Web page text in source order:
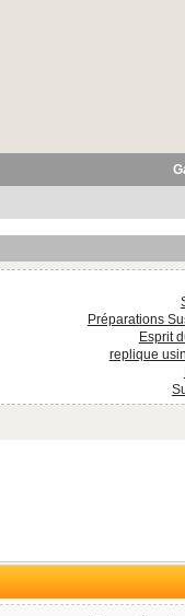
Préparations
Esprit
replique